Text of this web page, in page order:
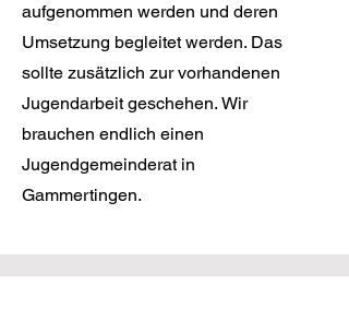
aufgenommen werden und deren
Umsetzung begleitet werden. Das
sollte zusätzlich zur vorhandenen
Jugendarbeit geschehen. Wir
brauchen endlich einen
Jugendgemeinderat in
Gammertingen.